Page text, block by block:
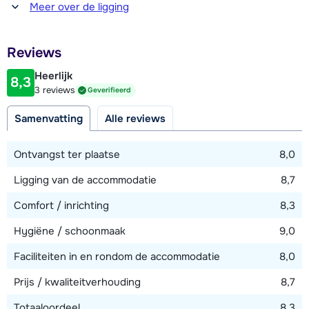
Afstand tot winkel(s)
2,5 kilometer
2,5 kilometer
Afstand tot piste
200 meter
Meer over de ligging
Reviews
8,3 Heerlijk
3 reviews Geverifieerd
Samenvatting Alle reviews
Ontvangst ter plaatse
8,0
Ligging van de accommodatie
8,7
Comfort / inrichting
8,3
Hygiëne / schoonmaak
9,0
Faciliteiten in en rondom de accommodatie
8,0
Prijs / kwaliteitverhouding
8,7